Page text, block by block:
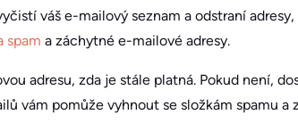
váš e-mailový seznam a odstraní
spam a záchytné e-mailové adresy.
adresu, zda je stále platná. Pokud není,
vám pomůže vyhnout se složkám spamu a